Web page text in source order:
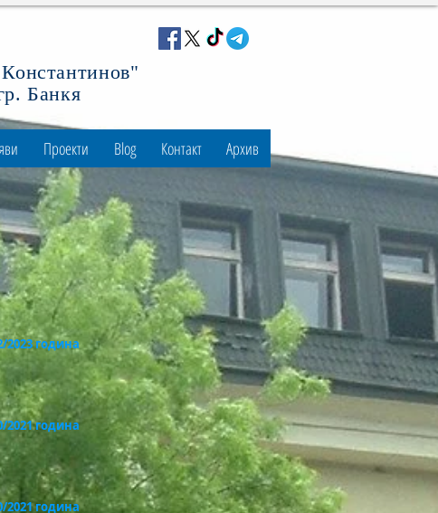
Банкя
Проекти Blog Контакт Архив
2023 година
година
2021 година